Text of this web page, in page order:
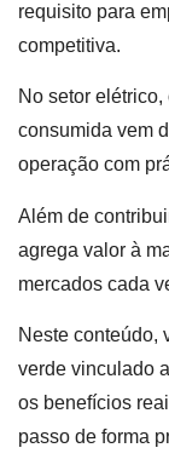
requisito para
competitiva.
No setor elétrico,
consumida vem
operação com
Além de
agrega valor à
mercados cada
Neste conteúdo,
verde vinculado
os benefícios
passo de forma